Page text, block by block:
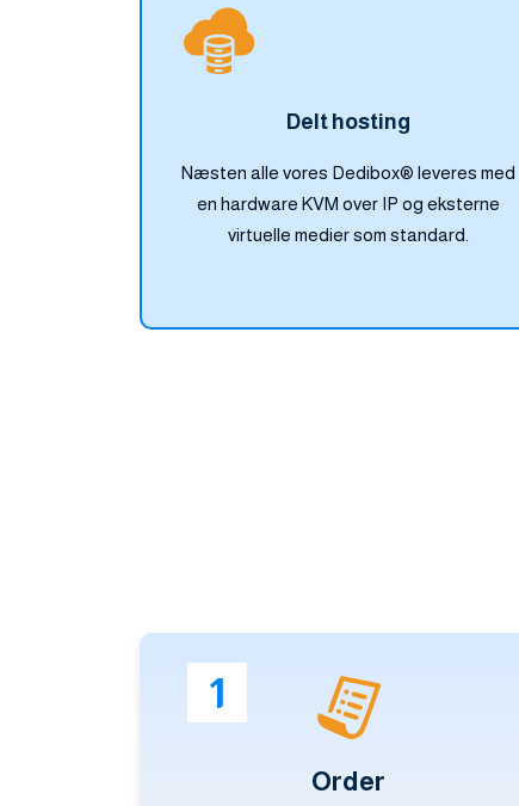
Delt hosting
Næsten alle vores Dedibox® leveres med
en hardware KVM over IP og eksterne
virtuelle medier som standard.
1
Order